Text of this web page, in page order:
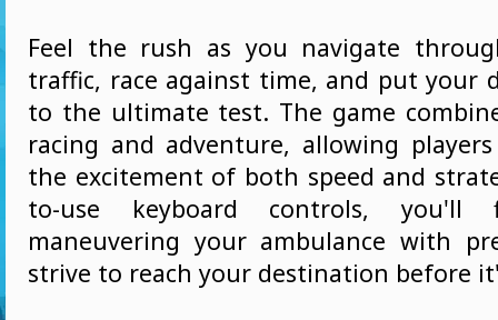
Feel the rush as you navigate
traffic, race against time, and put your
to the ultimate test. The game
racing and adventure, allowing
the excitement of both speed and
to-use keyboard controls, you'll
maneuvering your ambulance with
strive to reach your destination before